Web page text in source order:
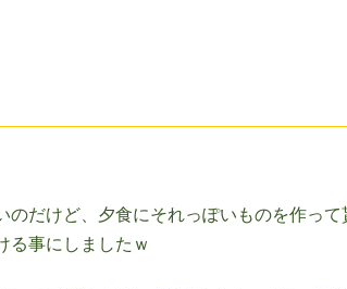
のだけど、夕食にそれっぽいものを作って
る事にしましたｗ